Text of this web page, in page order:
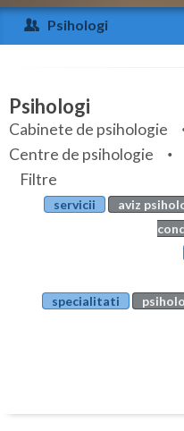
Arad
Arges
Bihor
Bistrita-Nasaud
Botosani
Bucuresti
Psihologi
Specialitati
Servicii
Articole
Evenimente
Psihologi
Cabinete de psihologie
Centre de psihologie
Filtre
servicii
aviz
specialitati